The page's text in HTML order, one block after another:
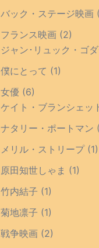
バック・ステージ映画
フランス映画(2)
ジャン･リュック・ゴ
僕にとって (1)
女優 (6)
ケイト・ブランシェッ
ナタリー・ポートマン
メリル・ストリープ(1)
原田知世しゃま (1)
竹内結子 (1)
菊地凛子 (1)
戦争映画(2)